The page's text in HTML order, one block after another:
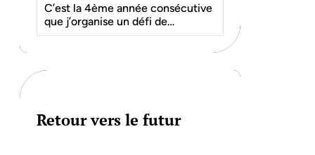
C’est la 4ème année consécutive
que j’organise un défi de…
Retour vers le futur